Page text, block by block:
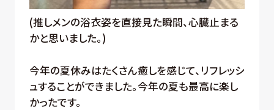
(推しメンの浴衣姿を直接見た瞬間、心臓止まる
かと思いました。)
今年の夏休みはたくさん癒しを感じて、リフレッシ
ュすることができました。今年の夏も最高に楽し
かったです。